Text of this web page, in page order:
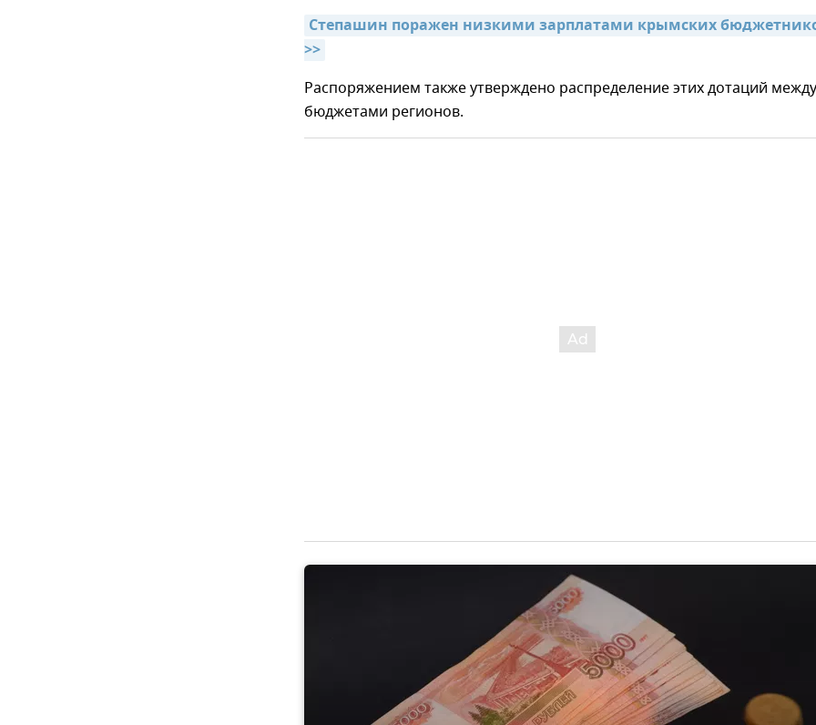
Степашин поражен низкими зарплатами крымских
>>
Распоряжением также утверждено распределение этих дотаций между
бюджетами регионов.